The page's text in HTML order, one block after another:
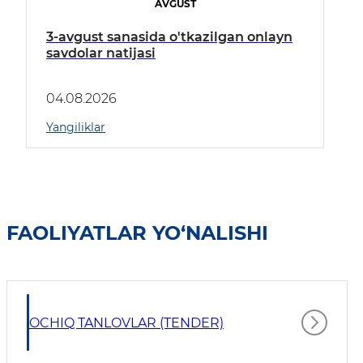
AVGUST
3-avgust sanasida o'tkazilgan onlayn
savdolar natijasi
04.08.2026
Yangiliklar
FAOLIYATLAR YO‘NALISHI
OCHIQ TANLOVLAR (TENDER)